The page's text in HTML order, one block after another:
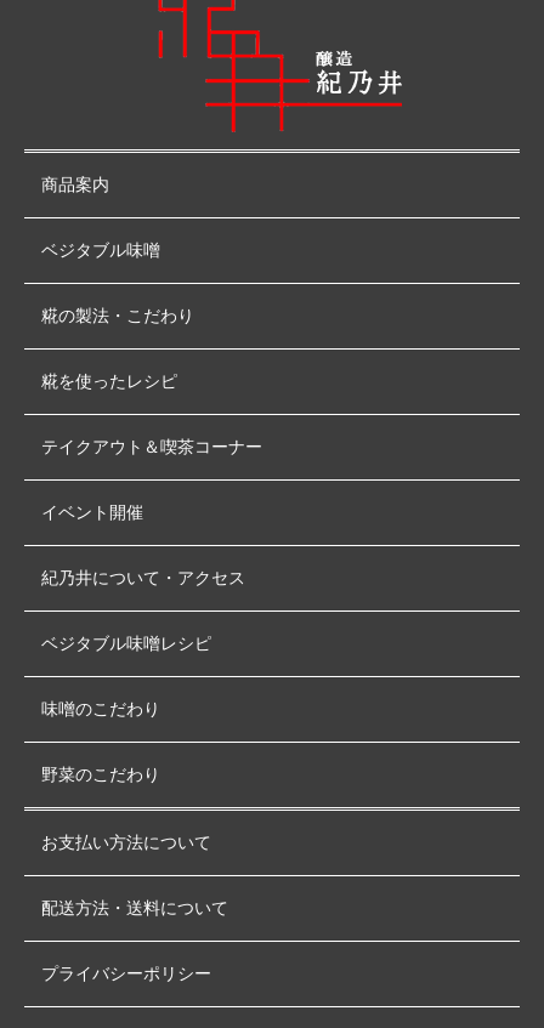
商品案内
ベジタブル味噌
糀の製法・こだわり
糀を使ったレシピ
テイクアウト＆喫茶コーナー
イベント開催
紀乃井について・アクセス
ベジタブル味噌レシピ
味噌のこだわり
野菜のこだわり
お支払い方法について
配送方法・送料について
プライバシーポリシー